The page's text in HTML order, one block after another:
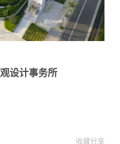
设计事务所
收藏分享